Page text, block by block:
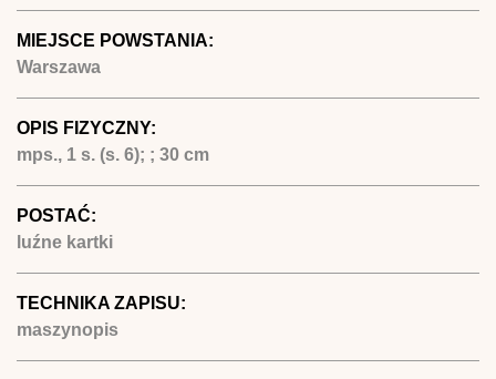
MIEJSCE POWSTANIA:
Warszawa
OPIS FIZYCZNY:
mps., 1 s. (s. 6); ; 30 cm
POSTAĆ:
luźne kartki
TECHNIKA ZAPISU:
maszynopis